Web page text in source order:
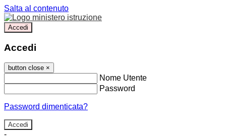
Salta al contenuto
Accedi
Accedi
button close ×
Nome Utente
Password
Password dimenticata?
-